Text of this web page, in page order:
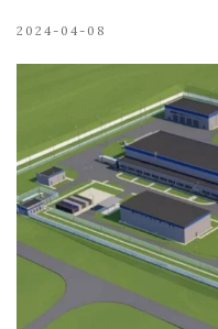
2024-04-08